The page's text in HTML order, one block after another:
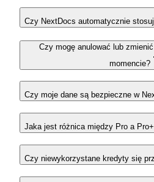
Czy NextDocs automatycznie
Czy mogę anulować lub
momencie?
Czy moje dane są bezpieczne w
Jaka jest różnica między Pro a
Czy niewykorzystane kredyty się